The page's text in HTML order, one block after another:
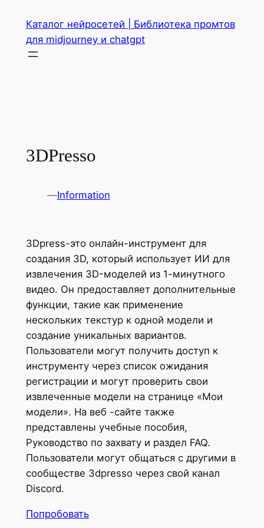
содержимому
Каталог нейросетей | Библиотека промтов
для midjourney и chatgpt
3DPresso
—Information
3Dpress-это онлайн-инструмент для
создания 3D, который использует ИИ для
извлечения 3D-моделей из 1-минутного
видео. Он предоставляет дополнительные
функции, такие как применение
нескольких текстур к одной модели и
создание уникальных вариантов.
Пользователи могут получить доступ к
инструменту через список ожидания
регистрации и могут проверить свои
извлеченные модели на странице «Мои
модели». На веб -сайте также
представлены учебные пособия,
Руководство по захвату и раздел FAQ.
Пользователи могут общаться с другими в
сообществе 3dpresso через свой канал
Discord.
Попробовать